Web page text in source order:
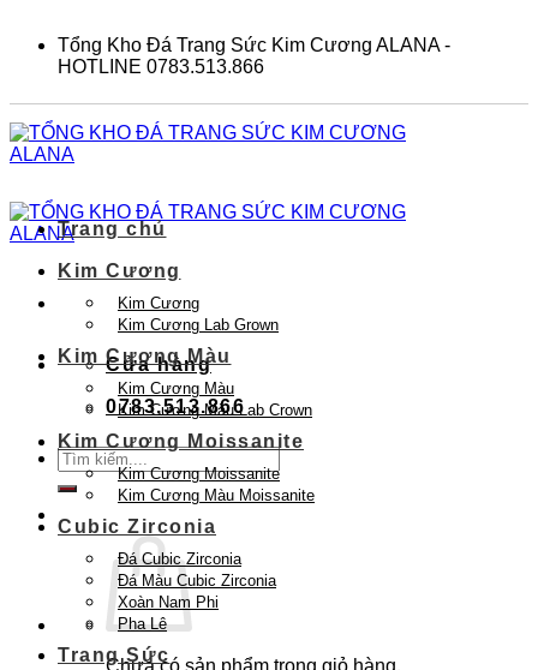
content
Tổng Kho Đá Trang Sức Kim Cương ALANA -
HOTLINE 0783.513.866
Cửa hàng
0783.513.866
Tìm
kiếm:
Chưa có sản phẩm trong giỏ hàng.
Trang chủ
Kim Cương
Kim Cương
Kim Cương Lab Grown
Kim Cương Màu
Kim Cương Màu
Kim Cương Màu Lab Crown
Kim Cương Moissanite
Kim Cương Moissanite
Kim Cương Màu Moissanite
Cubic Zirconia
Đá Cubic Zirconia
Đá Màu Cubic Zirconia
Xoàn Nam Phi
Pha Lê
Trang Sức